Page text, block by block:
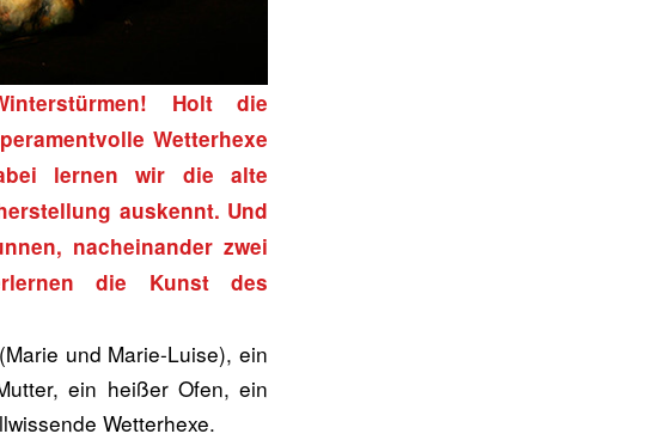
Holt die
Wetterhexe
lernen wir die alte
auskennt. Und
nacheinander zwei
die Kunst des
und Marie-Luise), ein
ein heißer Ofen, ein
Wetterhexe.